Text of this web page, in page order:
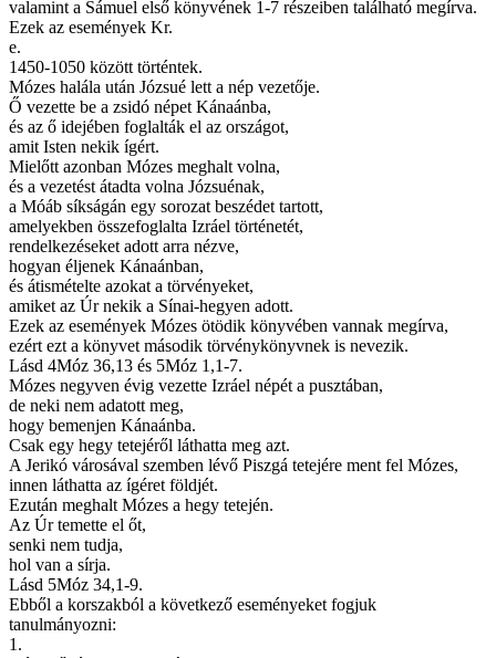
valamint a Sámuel első könyvének 1-7 részeiben található megírva.
Ezek az események Kr.
e.
1450-1050 között történtek.
Mózes halála után Józsué lett a nép vezetője.
Ő vezette be a zsidó népet Kánaánba,
és az ő idejében foglalták el az országot,
amit Isten nekik ígért.
Mielőtt azonban Mózes meghalt volna,
és a vezetést átadta volna Józsuénak,
a Móáb síkságán egy sorozat beszédet tartott,
amelyekben összefoglalta Izráel történetét,
rendelkezéseket adott arra nézve,
hogyan éljenek Kánaánban,
és átismételte azokat a törvényeket,
amiket az Úr nekik a Sínai-hegyen adott.
Ezek az események Mózes ötödik könyvében vannak megírva,
ezért ezt a könyvet második törvénykönyvnek is nevezik.
Lásd 4Móz 36,13 és 5Móz 1,1-7.
Mózes negyven évig vezette Izráel népét a pusztában,
de neki nem adatott meg,
hogy bemenjen Kánaánba.
Csak egy hegy tetejéről láthatta meg azt.
A Jerikó városával szemben lévő Piszgá tetejére ment fel Mózes,
innen láthatta az ígéret földjét.
Ezután meghalt Mózes a hegy tetején.
Az Úr temette el őt,
senki nem tudja,
hol van a sírja.
Lásd 5Móz 34,1-9.
Ebből a korszakból a következő eseményeket fogjuk
tanulmányozni:
1.